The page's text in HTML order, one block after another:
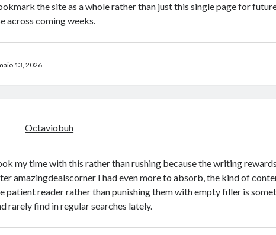
the site as a whole rather than just this single page for
across coming weeks.
13, 2026
Octaviobuh
my time with this rather than rushing because the writing
amazingdealscorner I had even more to absorb, the kind of
patient reader rather than punishing them with empty filler is
rarely find in regular searches lately.